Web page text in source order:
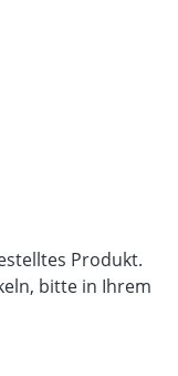
Produkt.
bitte in Ihrem